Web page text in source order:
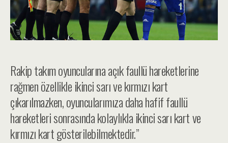
Rakip takım oyuncularına açık faullü hareketlerine
rağmen özellikle ikinci sarı ve kırmızı kart
çıkarılmazken, oyuncularımıza daha hafif faullü
hareketleri sonrasında kolaylıkla ikinci sarı kart ve
kırmızı kart gösterilebilmektedir.”